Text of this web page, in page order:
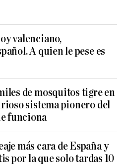
valenciano,
A quien le pese es
de mosquitos tigre en
sistema pionero del
funciona
más cara de España y
por la que solo tardas 10